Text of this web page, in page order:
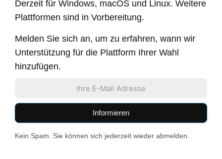
Derzeit für Windows, macOS und Linux. Weitere
Plattformen sind in Vorbereitung.
Melden Sie sich an, um zu erfahren, wann wir
Unterstützung für die Plattform Ihrer Wahl
hinzufügen.
Informieren
Kein Spam. Sie können sich jederzeit wieder abmelden.